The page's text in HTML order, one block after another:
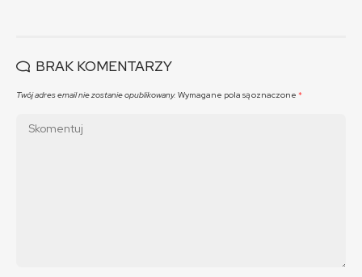
BRAK KOMENTARZY
Twój adres email nie zostanie opublikowany. Wymagane pola są oznaczone *